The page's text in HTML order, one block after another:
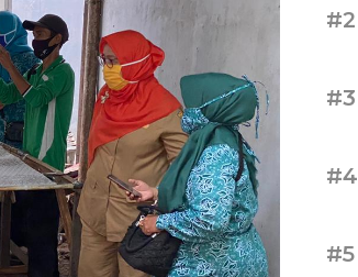
#2
#3
#4
#5